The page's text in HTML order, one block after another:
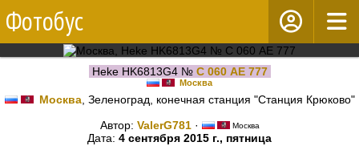
Фотобус
Heke HK6813G4 № С 060 АЕ 777
Москва
Москва, Зеленоград, конечная станция "Станция Крюково"
Автор: ValerG781· Москва
Дата: 4 сентября 2015 г., пятница